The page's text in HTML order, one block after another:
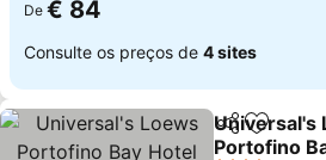
De € 84
Consulte os preços de 4 sites
Partilhar
Universal's
Portofino